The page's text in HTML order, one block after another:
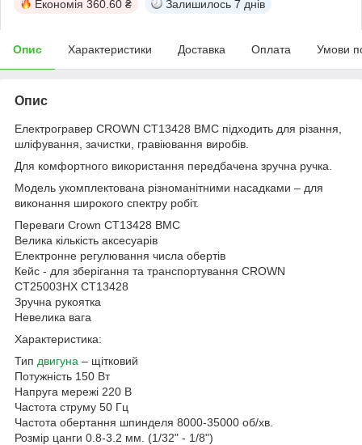
Економія 360.60 ₴ Залишилось 7 днів
Опис Характеристики Доставка Оплата Умови
Опис
Електрогравер CROWN CT13428 BMC підходить для різання,
шліфування, зачистки, гравіювання виробів.
Для комфортного використання передбачена зручна ручка.
Модель укомплектована різноманітними насадками – для
виконання широкого спектру робіт.
Переваги Crown CT13428 BMC
Велика кількість аксесуарів
Електронне регулювання числа обертів
Кейс - для зберігання та транспортування CROWN
CT25003HX CT13428
Зручна рукоятка
Невелика вага
Характеристика:
Тип двигуна – щітковий
Потужність 150 Вт
Напруга мережі 220 В
Частота струму 50 Гц
Частота обертання шпинделя 8000-35000 об/хв.
Розмір цанги 0.8-3.2 мм. (1/32" - 1/8")